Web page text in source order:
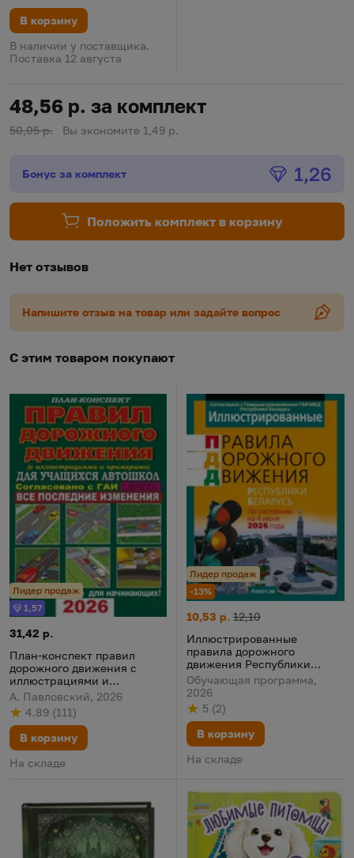
В корзину
В наличии у поставщика.
Поставка 12 августа
48,56 р. за комплект
50,05 р. Вы экономите 1,49 р.
Бонус за комплект Бонус
1,26
Положить комплект в корзину
Нет отзывов
Напишите отзыв на товар или задайте вопрос
С этим товаром покупают
Лидер продаж
Бонус
1,57
План-конспект правил дорожного движения с
Цена:
31,42 р.
План-конспект правил
дорожного движения с
иллюстрациями и
примерами для учащихся
автошкол 2026
А. Павловский, 2026
Рейтинг
4.89
из 5 (
по результату
111
голосов
)
В корзину
На складе
Лидер продаж
-13%
Иллюстрированные правила
Цена:
10,53 р.
Старая цена:
12,10
Иллюстрированные
правила дорожного
движения Республики
Беларусь
Обучающая программа,
2026
Рейтинг
5
из 5 (
по результату
2
голосов)
В корзину
На складе